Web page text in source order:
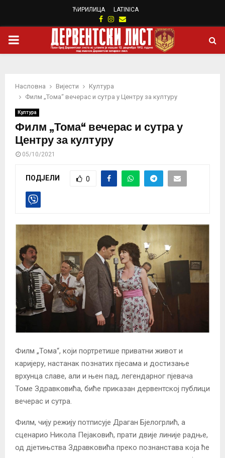
ЋИРИЛИЦА LATINICA
Facebook
Instagram
Email
PRIMARY
Насловна Вијести
Култура
Филм „Тома“ вечерас и сутра у Центру за културу
Култура
Филм „Тома“ вечерас и сутра у
Центру за културу
05/10/2021
ПОДЈЕЛИ 0
Филм „Тома“, који портретише приватни живот и
каријеру, настанак познатих пјесама и достизање
врхунца славе, али и њен пад, легендарног пјевача
Томе Здравковића, биће приказан дервентској публици
вечерас и сутра.
Филм, чију режију потписује Драган Бјелогрлић, а
сценарио Никола Пејаковић, прати двије линије радње,
од дјетињства Здравковића преко познанстава која ће